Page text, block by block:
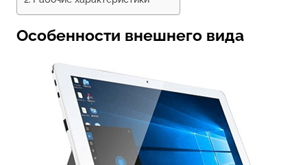
Особенности внешнего вида